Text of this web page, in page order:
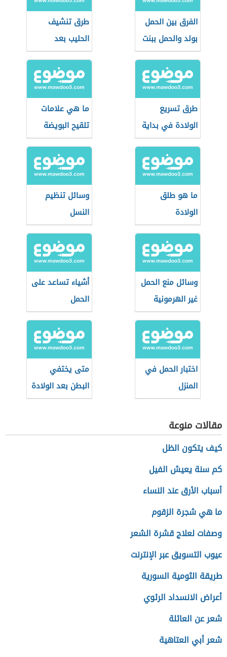
الفرق بين الحمل
بولد والحمل ببنت
طرق تنشيف
الحليب بعد
الفطام
طرق تسريع
الولادة في بداية
التاسع
ما هي علامات
تلقيح البويضة
ما هو طلق
الولادة
وسائل تنظيم
النسل
وسائل منع الحمل
غير الهرمونية
أشياء تساعد على
الحمل
اختبار الحمل في
المنزل
متى يختفي
البطن بعد الولادة
مقالات منوعة
كيف يتكون الظل
كم سنة يعيش الفيل
أسباب الأرق عند النساء
ما هي شجرة الزقوم
وصفات لعلاج قشرة الشعر
عيوب التسويق عبر الإنترنت
طريقة الثومية السورية
أعراض الانسداد الرئوي
شعر عن العائلة
شعر أبي العتاهية